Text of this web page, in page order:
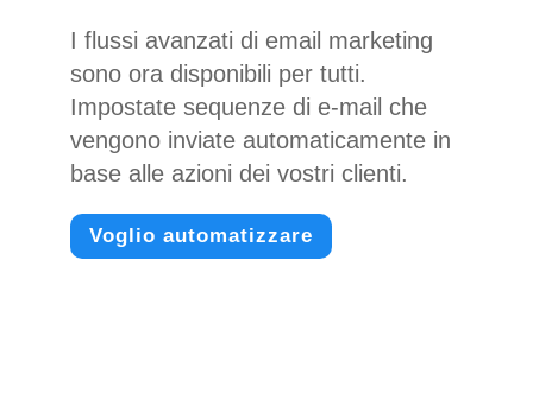
I flussi avanzati di email marketing
sono ora disponibili per tutti.
Impostate sequenze di e-mail che
vengono inviate automaticamente in
base alle azioni dei vostri clienti.
Voglio automatizzare